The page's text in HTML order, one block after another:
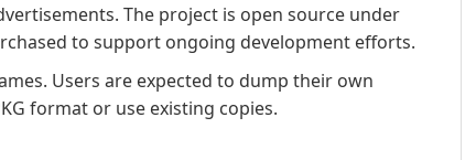
The project is open source under
to support ongoing development efforts.
Users are expected to dump their own
format or use existing copies.